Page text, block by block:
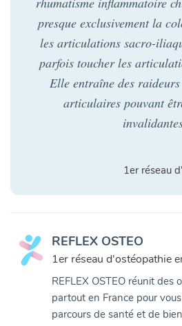
presque exclusivement la
les articulations sacro-
parfois toucher les
Elle entraîne des
articulaires pouvant
1er réseau
REFLEX OSTEO
1er réseau d'ostéopathie
REFLEX OSTEO réunit des
partout en France pour
parcours de santé et de